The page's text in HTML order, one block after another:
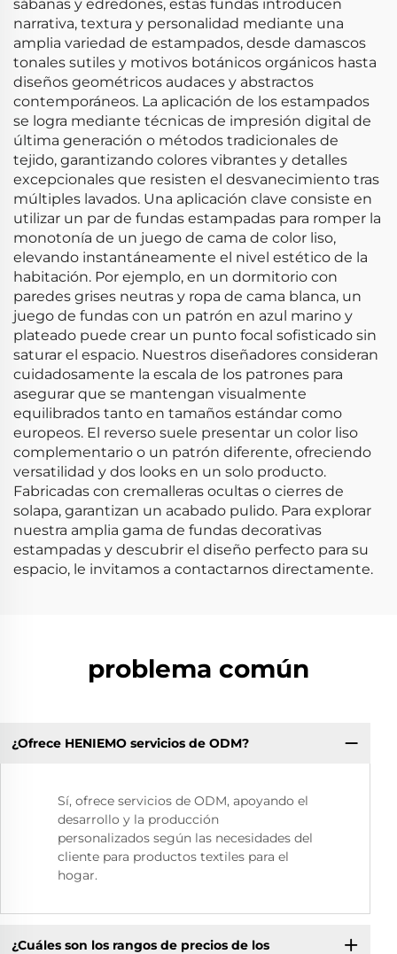
sábanas y edredones, estas fundas introducen
narrativa, textura y personalidad mediante una
amplia variedad de estampados, desde damascos
tonales sutiles y motivos botánicos orgánicos hasta
diseños geométricos audaces y abstractos
contemporáneos. La aplicación de los estampados
se logra mediante técnicas de impresión digital de
última generación o métodos tradicionales de
tejido, garantizando colores vibrantes y detalles
excepcionales que resisten el desvanecimiento tras
múltiples lavados. Una aplicación clave consiste en
utilizar un par de fundas estampadas para romper la
monotonía de un juego de cama de color liso,
elevando instantáneamente el nivel estético de la
habitación. Por ejemplo, en un dormitorio con
paredes grises neutras y ropa de cama blanca, un
juego de fundas con un patrón en azul marino y
plateado puede crear un punto focal sofisticado sin
saturar el espacio. Nuestros diseñadores consideran
cuidadosamente la escala de los patrones para
asegurar que se mantengan visualmente
equilibrados tanto en tamaños estándar como
europeos. El reverso suele presentar un color liso
complementario o un patrón diferente, ofreciendo
versatilidad y dos looks en un solo producto.
Fabricadas con cremalleras ocultas o cierres de
solapa, garantizan un acabado pulido. Para explorar
nuestra amplia gama de fundas decorativas
estampadas y descubrir el diseño perfecto para su
espacio, le invitamos a contactarnos directamente.
problema común
¿Ofrece HENIEMO servicios de ODM?
Sí, ofrece servicios de ODM, apoyando el
desarrollo y la producción
personalizados según las necesidades del
cliente para productos textiles para el
hogar.
¿Cuáles son los rangos de precios de los